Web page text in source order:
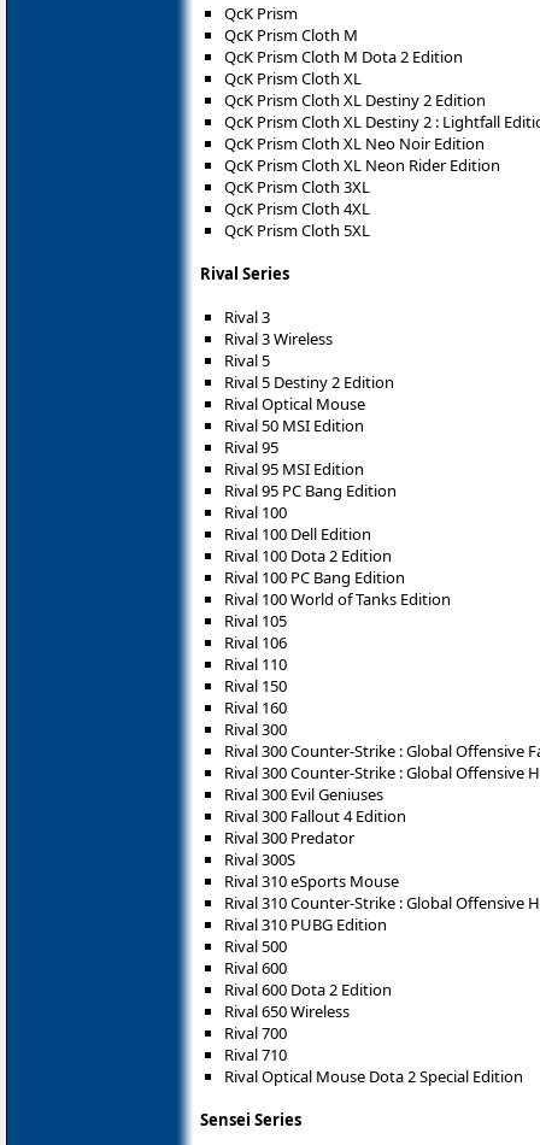
QcK Prism
QcK Prism Cloth M
QcK Prism Cloth M Dota 2 Edition
QcK Prism Cloth XL
QcK Prism Cloth XL Destiny 2 Edition
QcK Prism Cloth XL Destiny 2 : Lightfall
QcK Prism Cloth XL Neo Noir Edition
QcK Prism Cloth XL Neon Rider Edition
QcK Prism Cloth 3XL
QcK Prism Cloth 4XL
QcK Prism Cloth 5XL
Rival Series
Rival 3
Rival 3 Wireless
Rival 5
Rival 5 Destiny 2 Edition
Rival Optical Mouse
Rival 50 MSI Edition
Rival 95
Rival 95 MSI Edition
Rival 95 PC Bang Edition
Rival 100
Rival 100 Dell Edition
Rival 100 Dota 2 Edition
Rival 100 PC Bang Edition
Rival 100 World of Tanks Edition
Rival 105
Rival 106
Rival 110
Rival 150
Rival 160
Rival 300
Rival 300 Counter-Strike : Global Offensive
Rival 300 Counter-Strike : Global Offensive
Rival 300 Evil Geniuses
Rival 300 Fallout 4 Edition
Rival 300 Predator
Rival 300S
Rival 310 eSports Mouse
Rival 310 Counter-Strike : Global Offensive
Rival 310 PUBG Edition
Rival 500
Rival 600
Rival 600 Dota 2 Edition
Rival 650 Wireless
Rival 700
Rival 710
Rival Optical Mouse Dota 2 Special Edition
Sensei Series